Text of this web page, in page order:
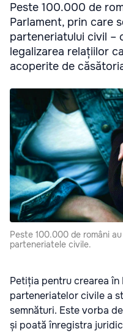
Peste 100.000 de
Parlament, prin care
parteneriatului civil –
legalizarea relațiilor
acoperite de
Peste 100.000 de români
parteneriatele civile.
Petiția pentru crearea
parteneriatelor civile a
semnături. Este vorba
și poată înregistra